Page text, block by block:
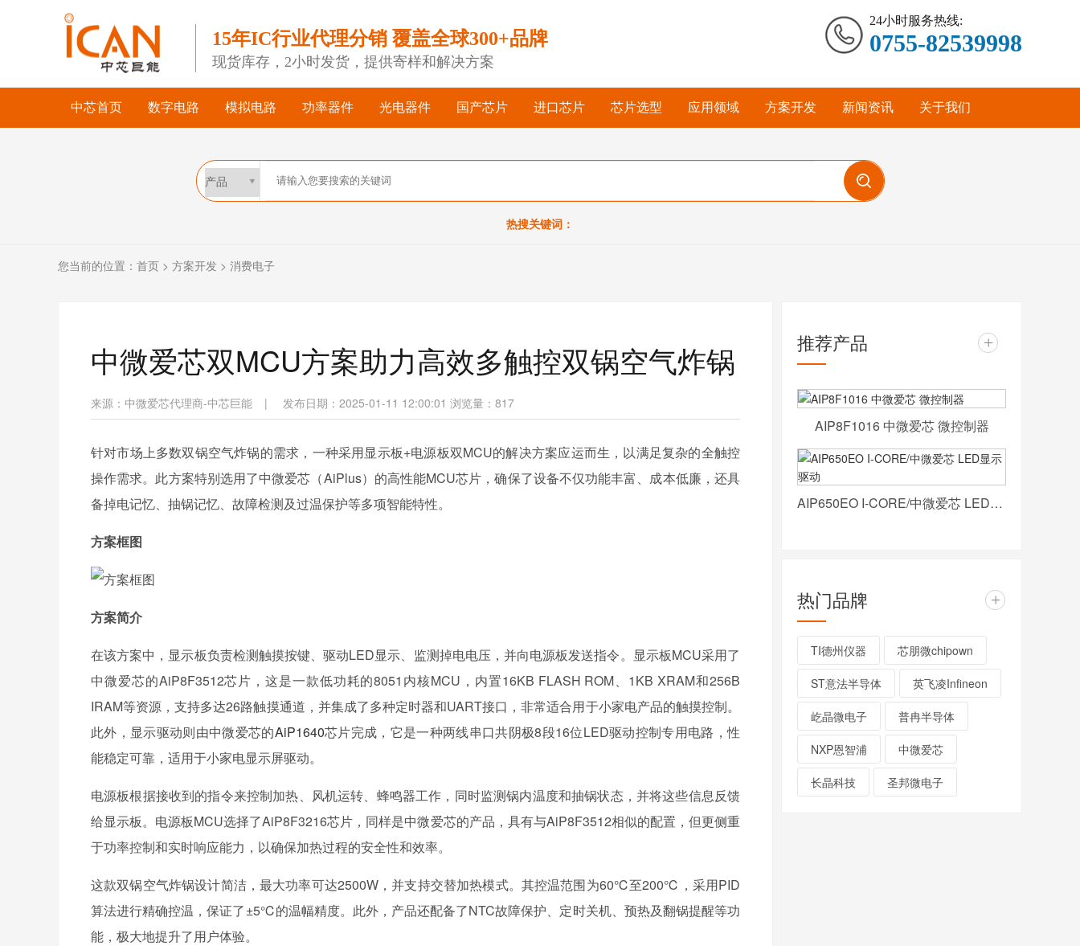
15年IC行业代理分销 覆盖全球300+品牌
现货库存，2小时发货，提供寄样和解决方案
24小时服务热线:
0755-82539998
中芯首页 数字电路 模拟电路 功率器件 光电器件 国产芯片 进口芯片 芯片选型 应用领域 方案开发 新闻资讯 关于我们
热搜关键词：
您当前的位置： 首页 > 方案开发 > 消费电子
中微爱芯双MCU方案助力高效多触控双锅空气炸锅
来源： 中微爱芯代理商-中芯巨能 | 发布日期：2025-01-11 12:00:01 浏览量： 817
针对市场上多数双锅空气炸锅的需求，一种采用显示板+电源板双MCU的解决方案应运而生，以满足复杂的全触控
操作需求。此方案特别选用了中微爱芯（AiPlus）的高性能MCU芯片，确保了设备不仅功能丰富、成本低廉，还具
备掉电记忆、抽锅记忆、故障检测及过温保护等多项智能特性。
方案框图
方案简介
在该方案中，显示板负责检测触摸按键、驱动LED显示、监测掉电电压，并向电源板发送指令。显示板MCU采用了
中微爱芯的AiP8F3512芯片，这是一款低功耗的8051内核MCU，内置16KB FLASH ROM、1KB XRAM和256B
IRAM等资源，支持多达26路触摸通道，并集成了多种定时器和UART接口，非常适合用于小家电产品的触摸控制。
此外，显示驱动则由中微爱芯的AiP1640芯片完成，它是一种两线串口共阴极8段16位LED驱动控制专用电路，性
能稳定可靠，适用于小家电显示屏驱动。
电源板根据接收到的指令来控制加热、风机运转、蜂鸣器工作，同时监测锅内温度和抽锅状态，并将这些信息反馈
给显示板。电源板MCU选择了AiP8F3216芯片，同样是中微爱芯的产品，具有与AiP8F3512相似的配置，但更侧重
于功率控制和实时响应能力，以确保加热过程的安全性和效率。
这款双锅空气炸锅设计简洁，最大功率可达2500W，并支持交替加热模式。其控温范围为60℃至200℃，采用PID
算法进行精确控温，保证了±5℃的温幅精度。此外，产品还配备了NTC故障保护、定时关机、预热及翻锅提醒等功
能，极大地提升了用户体验。
推荐产品 +
AIP8F1016 中微爱芯 微控制器
AIP650EO I-CORE/中微爱芯 LED显示驱动
热门品牌 +
TI德州仪器 芯朋微chipown
ST意法半导体 英飞凌Infineon
屹晶微电子 普冉半导体
NXP恩智浦 中微爱芯
长晶科技 圣邦微电子